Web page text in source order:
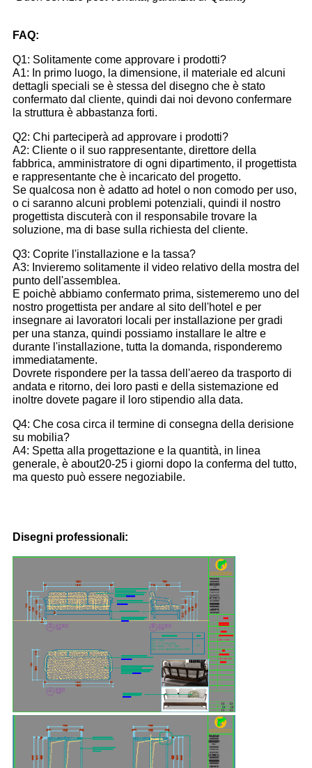
FAQ:
Q1: Solitamente come approvare i prodotti?
A1: In primo luogo, la dimensione, il materiale ed alcuni
dettagli speciali se è stessa del disegno che è stato
confermato dal cliente, quindi dai noi devono confermare
la struttura è abbastanza forti.
Q2: Chi parteciperà ad approvare i prodotti?
A2: Cliente o il suo rappresentante, direttore della
fabbrica, amministratore di ogni dipartimento, il progettista
e rappresentante che è incaricato del progetto.
Se qualcosa non è adatto ad hotel o non comodo per uso,
o ci saranno alcuni problemi potenziali, quindi il nostro
progettista discuterà con il responsabile trovare la
soluzione, ma di base sulla richiesta del cliente.
Q3: Coprite l'installazione e la tassa?
A3: Invieremo solitamente il video relativo della mostra del
punto dell'assemblea.
E poichè abbiamo confermato prima, sistemeremo uno del
nostro progettista per andare al sito dell'hotel e per
insegnare ai lavoratori locali per installazione per gradi
per una stanza, quindi possiamo installare le altre e
durante l'installazione, tutta la domanda, risponderemo
immediatamente.
Dovrete rispondere per la tassa dell'aereo da trasporto di
andata e ritorno, dei loro pasti e della sistemazione ed
inoltre dovete pagare il loro stipendio alla data.
Q4: Che cosa circa il termine di consegna della derisione
su mobilia?
A4: Spetta alla progettazione e la quantità, in linea
generale, è about20-25 i giorni dopo la conferma del tutto,
ma questo può essere negoziabile.
Disegni professionali: